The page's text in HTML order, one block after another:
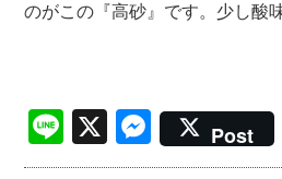
のがこの『高砂』です。少し酸
Line
X Post